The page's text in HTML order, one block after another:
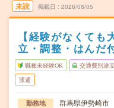
未読 掲載日 2026/08/05
【経験がなくても
立・調整・はんだ
職種未経験OK 交通費別途
派遣
勤務地 群馬県伊勢崎市